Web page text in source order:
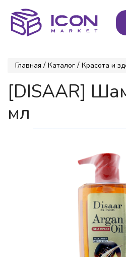
Главная / Каталог / Красота и
[DISAAR]
мл